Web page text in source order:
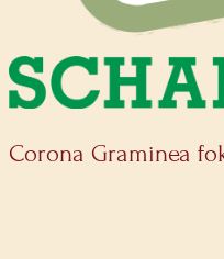
Corona Graminea